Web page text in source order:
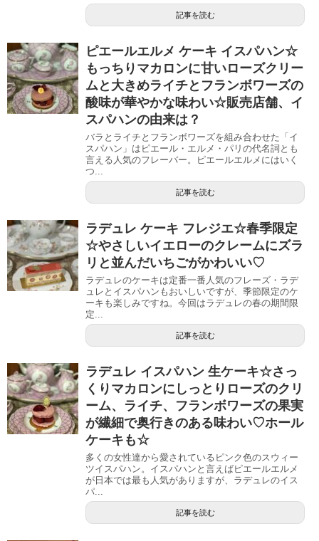
記事を読む
ピエールエルメ ケーキ イスパハン☆
もっちりマカロンに甘いローズクリー
ムと大きめライチとフランボワーズの
酸味が華やかな味わい☆販売店舗、イ
スパハンの由来は？
バラとライチとフランボワーズを組み合わせた「イ
スパハン」はピエール・エルメ・パリの代名詞とも
言える人気のフレーバー。ピエールエルメにはいく
つ...
記事を読む
ラデュレ ケーキ フレジエ☆春季限定
☆やさしいイエローのクレームにズラ
リと並んだいちごがかわいい♡
ラデュレのケーキは定番一番人気のフレーズ・ラデ
ュレとイスパハンもおいしいですが、季節限定のケ
ーキも楽しみですね。今回はラデュレの春の期間限
定...
記事を読む
ラデュレ イスパハン 生ケーキ☆さっ
くりマカロンにしっとりローズのクリ
ーム、ライチ、フランボワーズの果実
が繊細で奥行きのある味わい♡ホール
ケーキも☆
多くの女性達から愛されているピンク色のスウィー
ツイスパハン。イスパハンと言えばピエールエルメ
が日本では最も人気がありますが、ラデュレのイス
パ...
記事を読む